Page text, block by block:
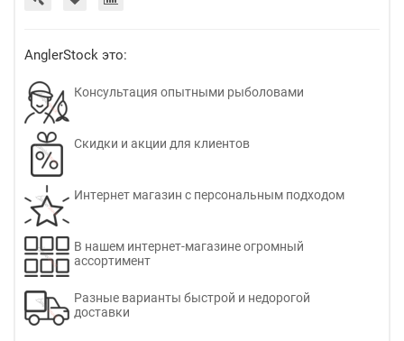
AnglerStock это:
Консультация опытными рыболовами
Скидки и акции для клиентов
Интернет магазин с персональным подходом
В нашем интернет-магазине огромный
ассортимент
Разные варианты быстрой и недорогой
доставки